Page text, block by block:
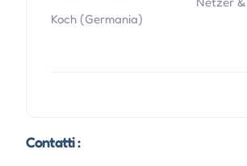
Koch (Germania)
Contatti :